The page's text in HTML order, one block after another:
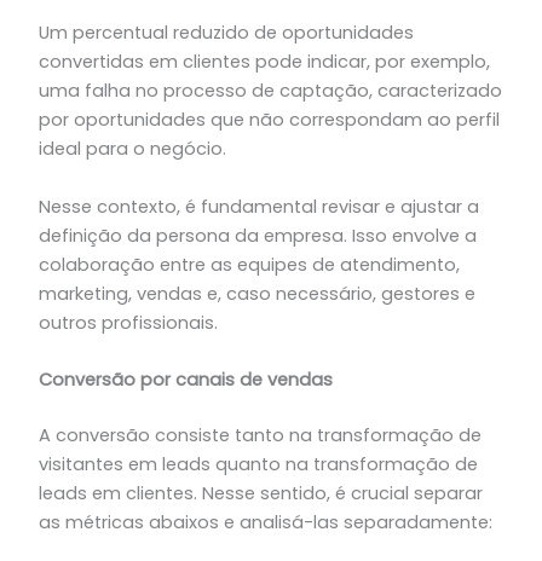
Um percentual reduzido de oportunidades
convertidas em clientes pode indicar, por exemplo,
uma falha no processo de captação, caracterizado
por oportunidades que não correspondam ao perfil
ideal para o negócio.
Nesse contexto, é fundamental revisar e ajustar a
definição da persona da empresa. Isso envolve a
colaboração entre as equipes de atendimento,
marketing, vendas e, caso necessário, gestores e
outros profissionais.
Conversão por canais de vendas
A conversão consiste tanto na transformação de
visitantes em leads quanto na transformação de
leads em clientes. Nesse sentido, é crucial separar
as métricas abaixos e analisá-las separadamente: